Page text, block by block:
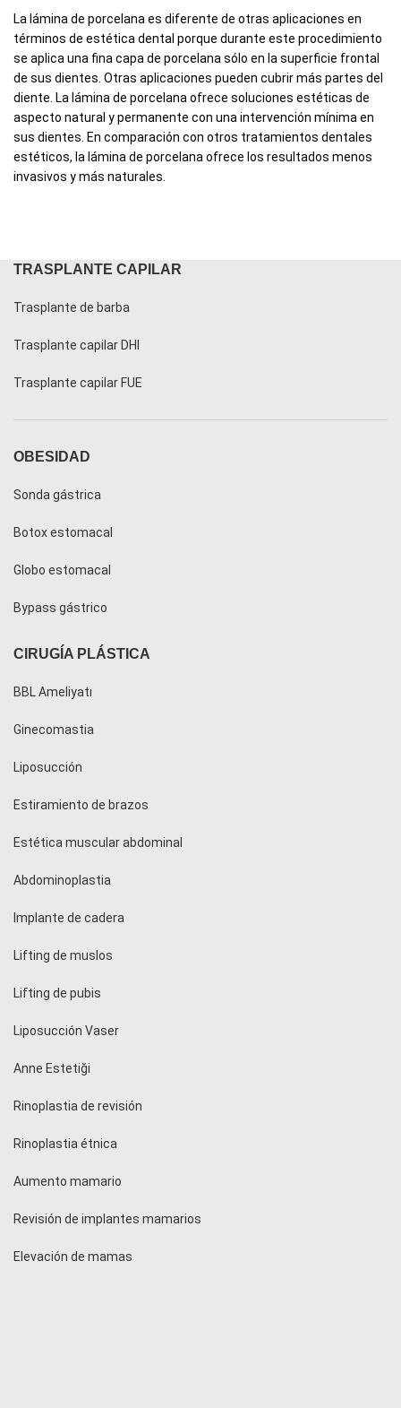
La lámina de porcelana es diferente de otras aplicaciones en
términos de estética dental porque durante este procedimiento
se aplica una fina capa de porcelana sólo en la superficie frontal
de sus dientes. Otras aplicaciones pueden cubrir más partes del
diente. La lámina de porcelana ofrece soluciones estéticas de
aspecto natural y permanente con una intervención mínima en
sus dientes. En comparación con otros tratamientos dentales
estéticos, la lámina de porcelana ofrece los resultados menos
invasivos y más naturales.
TRASPLANTE CAPILAR
Trasplante de barba
Trasplante capilar DHI
Trasplante capilar FUE
OBESIDAD
Sonda gástrica
Botox estomacal
Globo estomacal
Bypass gástrico
CIRUGÍA PLÁSTICA
BBL Ameliyatı
Ginecomastia
Liposucción
Estiramiento de brazos
Estética muscular abdominal
Abdominoplastia
Implante de cadera
Lifting de muslos
Lifting de pubis
Liposucción Vaser
Anne Estetiği
Rinoplastia de revisión
Rinoplastia étnica
Aumento mamario
Revisión de implantes mamarios
Elevación de mamas